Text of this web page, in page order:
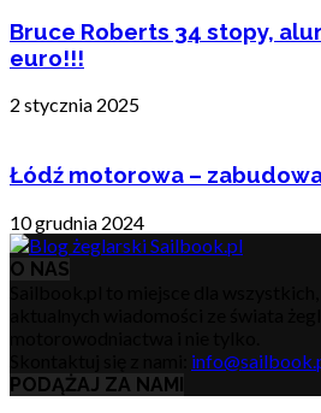
Bruce Roberts 34 stopy,
euro!!!
2 stycznia 2025
Łódź motorowa –
10 grudnia 2024
O NAS
PODĄŻAJ ZA NAMI